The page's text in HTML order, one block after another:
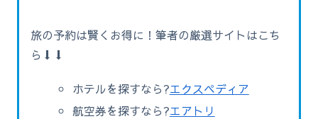
旅の予約は賢くお得に！筆者の厳選サイトはこち
ら⬇⬇
ホテルを探すなら?エクスペディア
航空券を探すなら?エアトリ